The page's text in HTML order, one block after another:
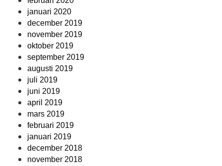
januari 2020
december 2019
november 2019
oktober 2019
september 2019
augusti 2019
juli 2019
juni 2019
april 2019
mars 2019
februari 2019
januari 2019
december 2018
november 2018